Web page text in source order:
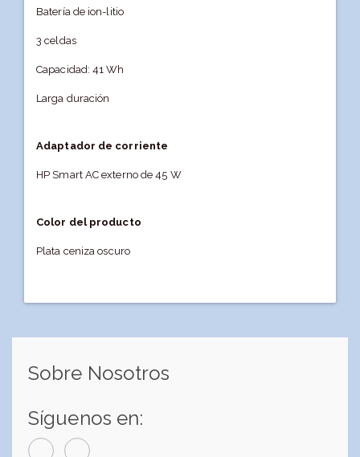
Batería de ion-litio
3 celdas
Capacidad: 41 Wh
Larga duración
Adaptador de corriente
HP Smart AC externo de 45 W
Color del producto
Plata ceniza oscuro
Sobre Nosotros
Síguenos en: